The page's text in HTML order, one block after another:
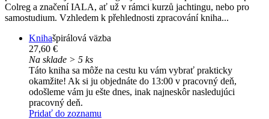
Colreg a značení IALA, ať už v rámci kurzů jachtingu, nebo pro
samostudium. Vzhledem k přehlednosti zpracování kniha...
Knihašpirálová väzba
27,60 €
Na sklade > 5 ks
Táto kniha sa môže na cestu ku vám vybrať prakticky
okamžite! Ak si ju objednáte do 13:00 v pracovný deň,
odošleme vám ju ešte dnes, inak najneskôr nasledujúci
pracovný deň.
Pridať do zoznamu